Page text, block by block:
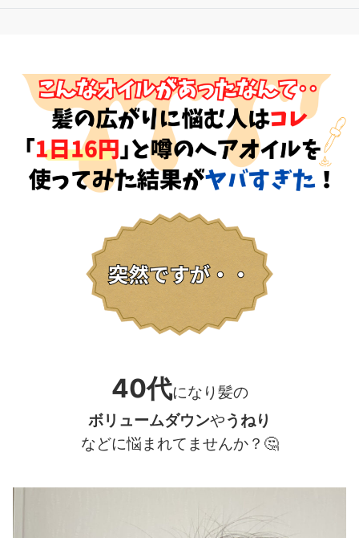
40代になり髪の
ボリュームダウンやうねり
などに悩まれてませんか？ 🤔